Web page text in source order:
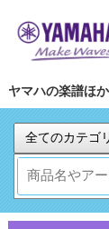
ヤマハの楽譜ほ